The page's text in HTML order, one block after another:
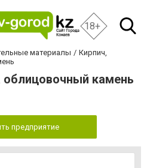
18+
материалы
Кирпич,
камень
предприятие